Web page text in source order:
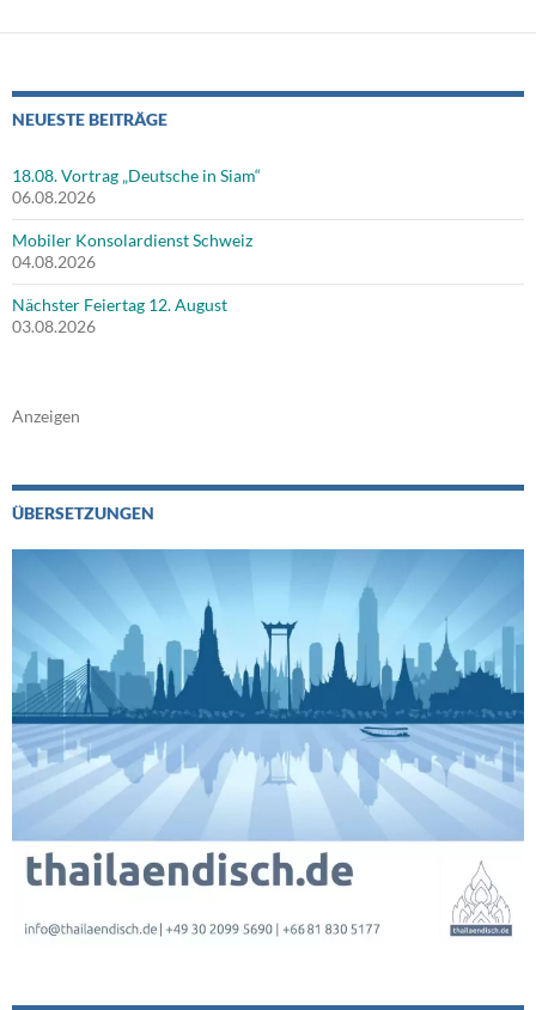
NEUESTE BEITRÄGE
18.08. Vortrag „Deutsche in Siam“
06.08.2026
Mobiler Konsolardienst Schweiz
04.08.2026
Nächster Feiertag 12. August
03.08.2026
Anzeigen
ÜBERSETZUNGEN